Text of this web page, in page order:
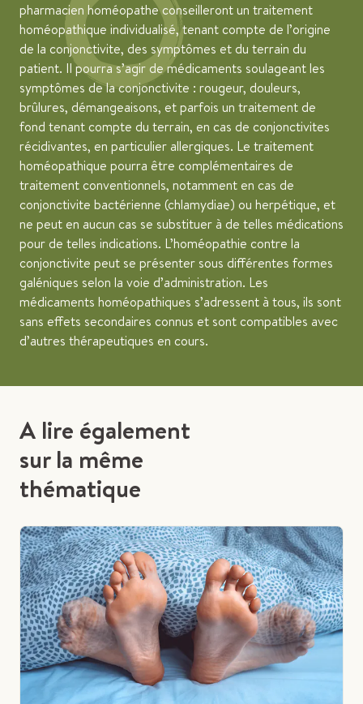
pharmacien homéopathe conseilleront un traitement
homéopathique individualisé, tenant compte de l’origine
de la conjonctivite, des symptômes et du terrain du
patient. Il pourra s’agir de médicaments soulageant les
symptômes de la conjonctivite : rougeur, douleurs,
brûlures, démangeaisons, et parfois un traitement de
fond tenant compte du terrain, en cas de conjonctivites
récidivantes, en particulier allergiques. Le traitement
homéopathique pourra être complémentaires de
traitement conventionnels, notamment en cas de
conjonctivite bactérienne (chlamydiae) ou herpétique, et
ne peut en aucun cas se substituer à de telles médications
pour de telles indications. L’homéopathie contre la
conjonctivite peut se présenter sous différentes formes
galéniques selon la voie d’administration. Les
médicaments homéopathiques s’adressent à tous, ils sont
sans effets secondaires connus et sont compatibles avec
d’autres thérapeutiques en cours.
A lire également
sur la même
thématique